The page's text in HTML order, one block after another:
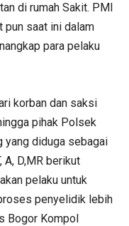
di rumah Sakit. PMI
pun saat ini dalam
para pelaku
korban dan saksi
pihak Polsek
yang diduga sebagai
D,MR berikut
pelaku untuk
penyelidik lebih
Bogor Kompol